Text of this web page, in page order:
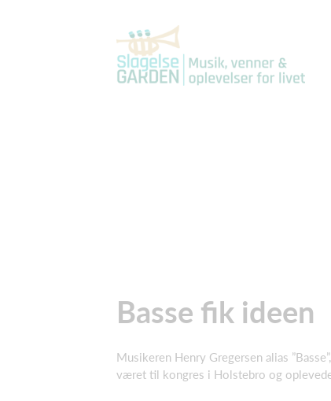
Basse fik ideen
Musikeren Henry Gregersen alias
været til kongres i Holstebro og